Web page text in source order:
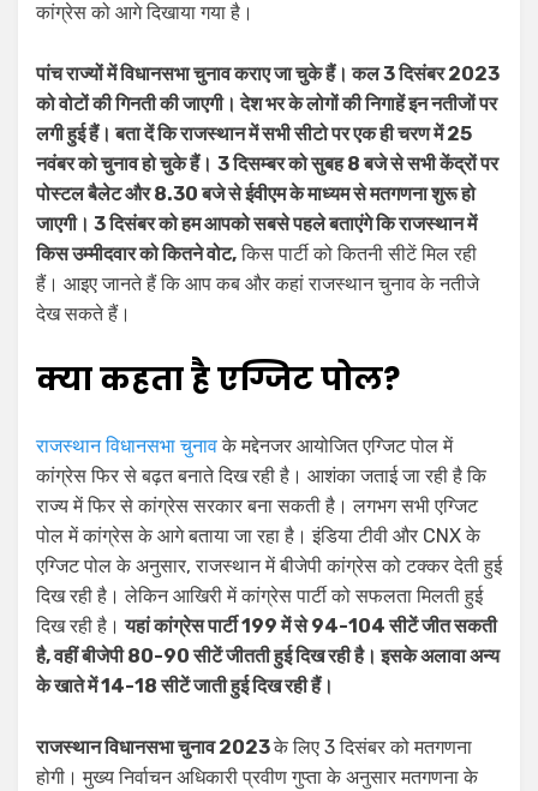
कांग्रेस को आगे दिखाया गया है।
पांच राज्यों में विधानसभा चुनाव कराए जा चुके हैं। कल 3 दिसंबर 2023
को वोटों की गिनती की जाएगी। देश भर के लोगों की निगाहें इन नतीजों पर
लगी हुई हैं। बता दें कि राजस्थान में सभी सीटो पर एक ही चरण में 25
नवंबर को चुनाव हो चुके हैं। 3 दिसम्बर को सुबह 8 बजे से सभी केंद्रों पर
पोस्टल बैलेट और 8.30 बजे से ईवीएम के माध्यम से मतगणना शुरू हो
जाएगी। 3 दिसंबर को हम आपको सबसे पहले बताएंगे कि राजस्थान में
किस उम्मीदवार को कितने वोट,किस पार्टी को कितनी सीटें मिल रही
हैं। आइए जानते हैं कि आप कब और कहां राजस्थान चुनाव के नतीजे
देख सकते हैं।
क्या कहता है एग्जिट पोल?
राजस्थान विधानसभा चुनावके मद्देनजर आयोजित एग्जिट पोल में
कांग्रेस फिर से बढ़त बनाते दिख रही है। आशंका जताई जा रही है कि
राज्य में फिर से कांग्रेस सरकार बना सकती है। लगभग सभी एग्जिट
पोल में कांग्रेस के आगे बताया जा रहा है। इंडिया टीवी और CNX के
एग्जिट पोल के अनुसार, राजस्थान में बीजेपी कांग्रेस को टक्कर देती हुई
दिख रही है। लेकिन आखिरी में कांग्रेस पार्टी को सफलता मिलती हुई
दिख रही है।यहां कांग्रेस पार्टी 199 में से 94-104 सीटें जीत सकती
है, वहीं बीजेपी 80-90 सीटें जीतती हुई दिख रही है। इसके अलावा अन्य
के खाते में 14-18 सीटें जाती हुई दिख रही हैं।
राजस्थान विधानसभा चुनाव 2023के लिए 3 दिसंबर को मतगणना
होगी। मुख्य निर्वाचन अधिकारी प्रवीण गुप्ता के अनुसार मतगणना के